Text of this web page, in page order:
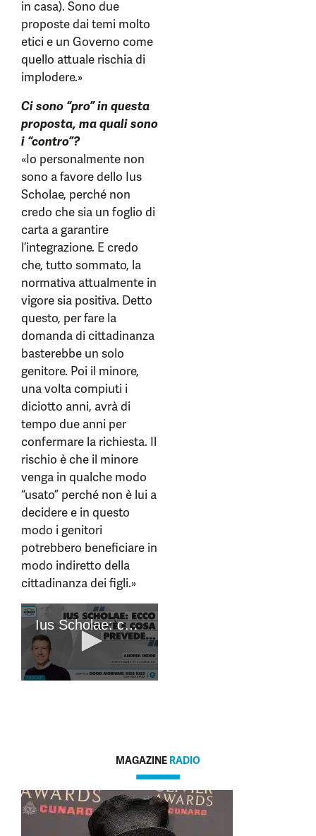
in casa). Sono due
proposte dai temi molto
etici e un Governo come
quello attuale rischia di
implodere.»
Ci sono “pro” in questa
proposta, ma quali sono
i “contro”?
«Io personalmente non
sono a favore dello Ius
Scholae, perché non
credo che sia un foglio di
carta a garantire
l’integrazione. E credo
che, tutto sommato, la
normativa attualmente in
vigore sia positiva. Detto
questo, per fare la
domanda di cittadinanza
basterebbe un solo
genitore. Poi il minore,
una volta compiuti i
diciotto anni, avrà di
tempo due anni per
confermare la richiesta. Il
rischio è che il minore
venga in qualche modo
“usato” perché non è lui a
decidere e in questo
modo i genitori
potrebbero beneficiare in
modo indiretto della
cittadinanza dei figli.»
MAGAZINE RADIO